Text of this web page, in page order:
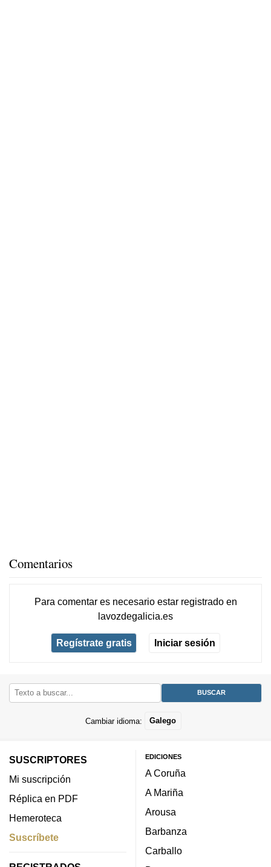
Comentarios
Para comentar es necesario estar registradoen
lavozdegalicia.es
Regístrate gratis Iniciar sesión
Cambiar idioma: Galego
SUSCRIPTORES
Mi suscripción
Réplica en PDF
Hemeroteca
Suscríbete
EDICIONES
A Coruña
A Mariña
Arousa
Barbanza
Carballo